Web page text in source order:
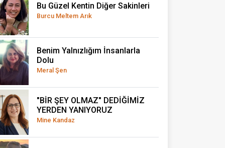
Bu Güzel Kentin Diğer Sakinleri
Burcu Meltem Arık
Benim Yalnızlığım İnsanlarla
Dolu
Meral Şen
"BİR ŞEY OLMAZ" DEDİĞİMİZ
YERDEN YANIYORUZ
Mine Kandaz